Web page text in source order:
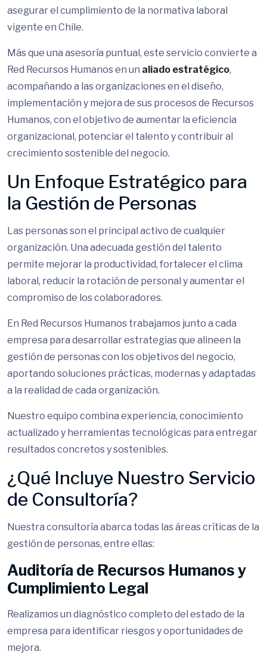
asegurar el cumplimiento de la normativa laboral
vigente en Chile.
Más que una asesoría puntual, este servicio convierte a
Red Recursos Humanos en un aliado estratégico,
acompañando a las organizaciones en el diseño,
implementación y mejora de sus procesos de Recursos
Humanos, con el objetivo de aumentar la eficiencia
organizacional, potenciar el talento y contribuir al
crecimiento sostenible del negocio.
Un Enfoque Estratégico para
la Gestión de Personas
Las personas son el principal activo de cualquier
organización. Una adecuada gestión del talento
permite mejorar la productividad, fortalecer el clima
laboral, reducir la rotación de personal y aumentar el
compromiso de los colaboradores.
En Red Recursos Humanos trabajamos junto a cada
empresa para desarrollar estrategias que alineen la
gestión de personas con los objetivos del negocio,
aportando soluciones prácticas, modernas y adaptadas
a la realidad de cada organización.
Nuestro equipo combina experiencia, conocimiento
actualizado y herramientas tecnológicas para entregar
resultados concretos y sostenibles.
¿Qué Incluye Nuestro Servicio
de Consultoría?
Nuestra consultoría abarca todas las áreas críticas de la
gestión de personas, entre ellas:
Auditoría de Recursos Humanos y
Cumplimiento Legal
Realizamos un diagnóstico completo del estado de la
empresa para identificar riesgos y oportunidades de
mejora.